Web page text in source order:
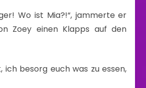
Wo ist Mia?!“, jammerte er
Zoey einen Klapps auf den
ich besorg euch was zu essen,